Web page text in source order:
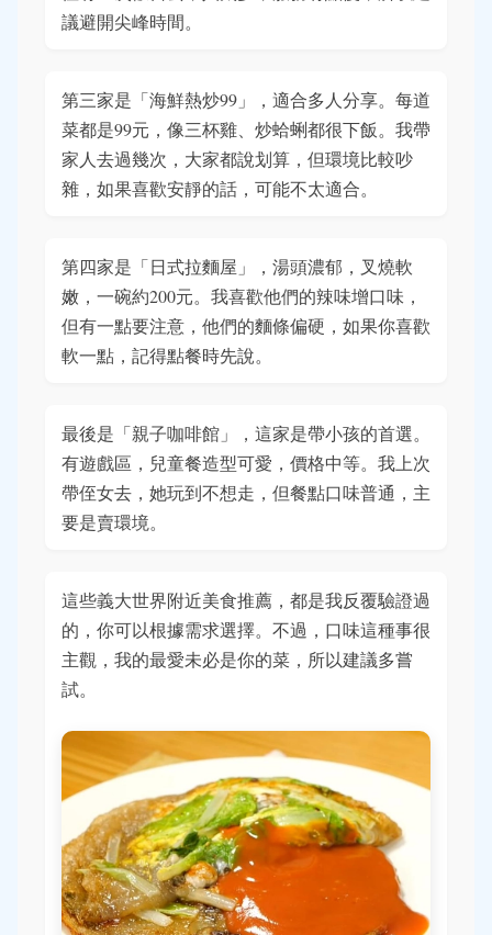
議避開尖峰時間。
第三家是「海鮮熱炒99」，適合多人分享。每道
菜都是99元，像三杯雞、炒蛤蜊都很下飯。我帶
家人去過幾次，大家都說划算，但環境比較吵
雜，如果喜歡安靜的話，可能不太適合。
第四家是「日式拉麵屋」，湯頭濃郁，叉燒軟
嫩，一碗約200元。我喜歡他們的辣味增口味，
但有一點要注意，他們的麵條偏硬，如果你喜歡
軟一點，記得點餐時先說。
最後是「親子咖啡館」，這家是帶小孩的首選。
有遊戲區，兒童餐造型可愛，價格中等。我上次
帶侄女去，她玩到不想走，但餐點口味普通，主
要是賣環境。
這些義大世界附近美食推薦，都是我反覆驗證過
的，你可以根據需求選擇。不過，口味這種事很
主觀，我的最愛未必是你的菜，所以建議多嘗
試。